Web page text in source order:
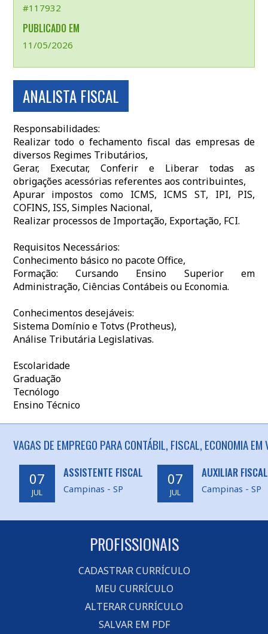
#117932
PUBLICADO EM
11/05/2026
ANALISTA FISCAL
Responsabilidades:
Realizar todo o fechamento fiscal das empresas de
diversos Regimes Tributários,
Gerar, Executar, Conferir e Liberar todas as
obrigações acessórias referentes aos contribuintes,
Apurar impostos como ICMS, ICMS ST, IPI, PIS,
COFINS, ISS, Simples Nacional,
Realizar processos de Importação, Exportação, FCI.
Requisitos Necessários:
Conhecimento básico no pacote Office,
Formação: Cursando Ensino Superior em
Administração, Ciências Contábeis ou Economia.
Conhecimentos desejáveis:
Sistema Domínio e Totvs (Protheus),
Análise Tributária Legislativas.
Escolaridade
Graduação
Tecnólogo
Ensino Técnico
VAGAS DE EMPREGO PARA CONTÁBIL, FISCAL, ECONOMIA EM
07
JUL
ASSISTENTE FISCAL
Campinas - SP
07
JUL
AUXILIAR FISCAL
Campinas - SP
PROFISSIONAIS
CADASTRAR CURRÍCULO
MEU CURRÍCULO
ALTERAR CURRÍCULO
SALVAR EM PDF